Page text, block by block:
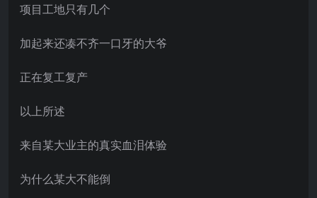
项目工地只有几个
加起来还凑不齐一口牙的大爷
正在复工复产
以上所述
来自某大业主的真实血泪体验
为什么某大不能倒